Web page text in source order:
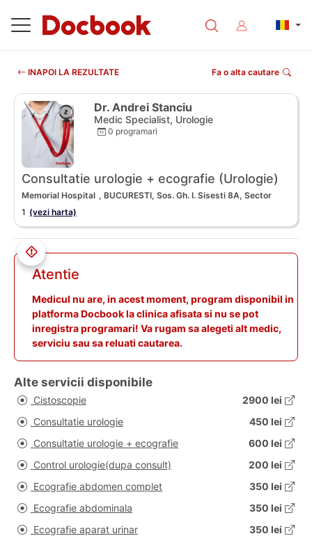
INAPOI LA REZULTATE Fa o alta cautare
Dr. Andrei Stanciu
Medic Specialist, Urologie
0 programari
Consultatie urologie + ecografie (Urologie)
Memorial Hospital , BUCURESTI, Sos. Gh. I. Sisesti 8A, Sector
1 (vezi harta)
Atentie
Medicul nu are, in acest moment, program disponibil in
platforma Docbook la clinica afisata si nu se pot
inregistra programari! Va rugam sa alegeti alt medic,
serviciu sau sa reluati cautarea.
Alte servicii disponibile
Cistoscopie
2900 lei
Consultatie urologie
450 lei
Consultatie urologie + ecografie
600 lei
Control urologie(dupa consult)
200 lei
Ecografie abdomen complet
350 lei
Ecografie abdominala
350 lei
Ecografie aparat urinar
350 lei